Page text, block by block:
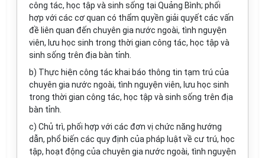
công tác, học tập và sinh sống tại Quảng Bình; phối
hợp với các cơ quan có thẩm quyền giải quyết các vấn
đề liên quan đến chuyên gia nước ngoài, tình nguyện
viên, lưu học sinh trong thời gian công tác, học tập và
sinh sống trên địa bàn tỉnh.
b) Thực hiện công tác khai báo thông tin tạm trú của
chuyên gia nước ngoài, tình nguyện viên, lưu học sinh
trong thời gian công tác, học tập và sinh sống trên địa
bàn tỉnh.
c) Chủ trì, phối hợp với các đơn vị chức năng hướng
dẫn, phổ biến các quy định của pháp luật về cư trú, học
tập, hoạt động của chuyên gia nước ngoài, tình nguyện